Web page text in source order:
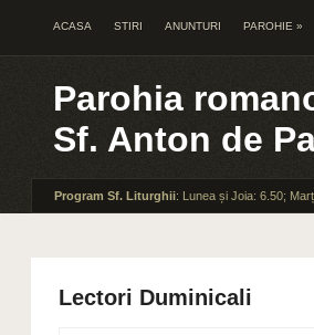
ACASA STIRI ANUNTURI PAROHIE »
Parohia
Sf. Anton de
Program Sf. Liturghii: Lunea și Joia: 6.50;
Lectori Duminicali